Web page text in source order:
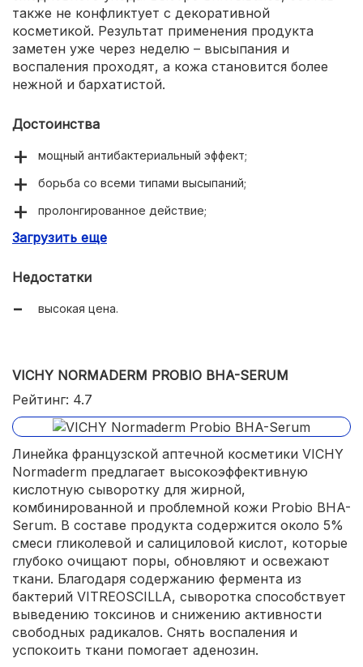
также не конфликтует с декоративной
косметикой. Результат применения продукта
заметен уже через неделю – высыпания и
воспаления проходят, а кожа становится более
нежной и бархатистой.
Достоинства
мощный антибактериальный эффект;
борьба со всеми типами высыпаний;
пролонгированное действие;
устранение раздражений и воспалений;
совместимость с декоративной и уходовой
косметикой.
Загрузить еще
Недостатки
высокая цена.
VICHY NORMADERM PROBIO BHA-SERUM
Рейтинг: 4.7
Линейка французской аптечной косметики VICHY
Normaderm предлагает высокоэффективную
кислотную сыворотку для жирной,
комбинированной и проблемной кожи Probio BHA-
Serum. В составе продукта содержится около 5%
смеси гликолевой и салициловой кислот, которые
глубоко очищают поры, обновляют и освежают
ткани. Благодаря содержанию фермента из
бактерий VITREOSCILLA, сыворотка способствует
выведению токсинов и снижению активности
свободных радикалов. Снять воспаления и
успокоить ткани помогает аденозин.